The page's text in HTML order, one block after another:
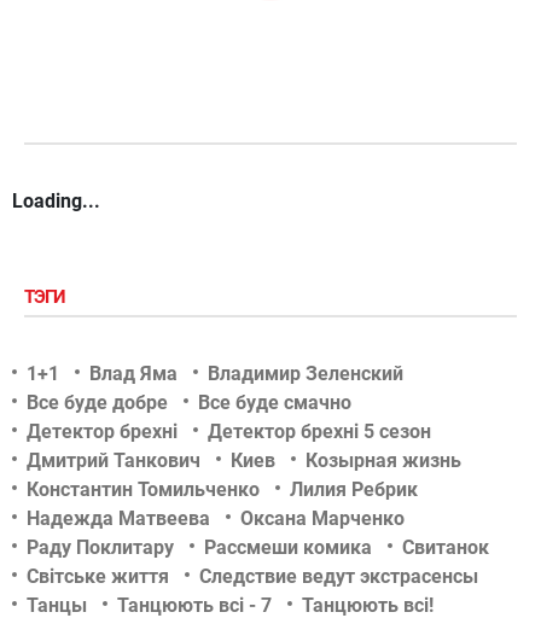
Loading...
ТЭГИ
1+1 Влад Яма
Владимир Зеленский
Все буде добре
Все буде смачно
Детектор брехні
Детектор брехні 5 сезон
Дмитрий Танкович
Киев
Козырная жизнь
Константин Томильченко
Лилия Ребрик
Надежда Матвеева
Оксана Марченко
Раду Поклитару
Рассмеши комика
Свитанок
Світське життя
Следствие ведут экстрасенсы
Танцы
Танцюють всі - 7
Танцюють всі!